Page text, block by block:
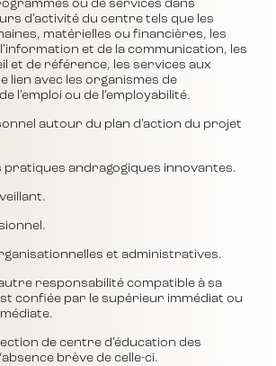
ou de services dans
d’activité du centre tels que les
matérielles ou financières, les
et de la communication, les
et de référence, les services aux
lien avec les organismes de
l’emploi ou de l’employabilité.
autour du plan d’action du projet
pratiques andragogiques innovantes.
et administratives.
responsabilité compatible à sa
confiée par le supérieur immédiat ou
de centre d’éducation des
brève de celle-ci.